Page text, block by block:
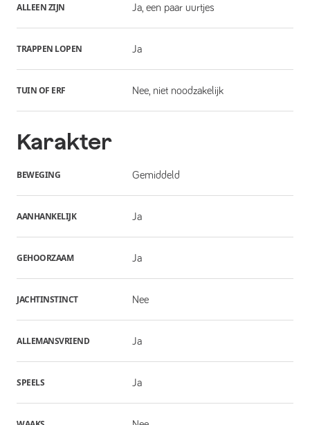
ALLEEN ZIJN Ja, een paar uurtjes
TRAPPEN LOPEN Ja
TUIN OF ERF Nee, niet noodzakelijk
Karakter
BEWEGING Gemiddeld
AANHANKELIJK Ja
GEHOORZAAM Ja
JACHTINSTINCT Nee
ALLEMANSVRIEND Ja
SPEELS Ja